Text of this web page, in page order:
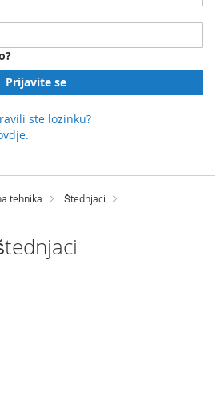
Prijavite se
ste lozinku?
tehnika
Štednjaci